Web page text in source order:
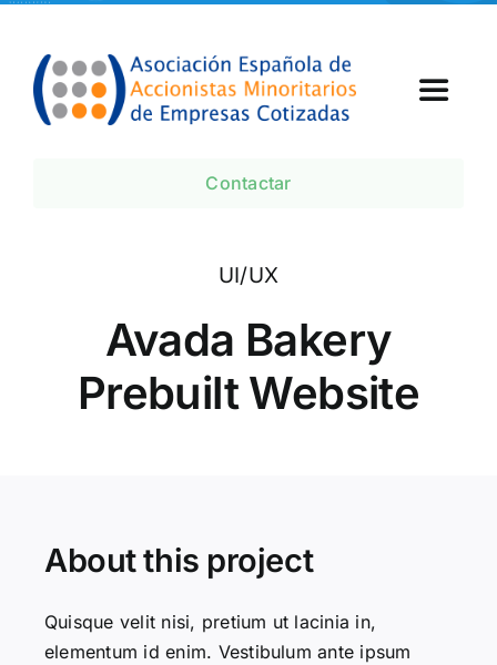
content
Toggle
Noticias AEMEC
Contactar
UI/UX
Avada Bakery
Prebuilt Website
About this project
Quisque velit nisi, pretium ut lacinia in,
elementum id enim. Vestibulum ante ipsum